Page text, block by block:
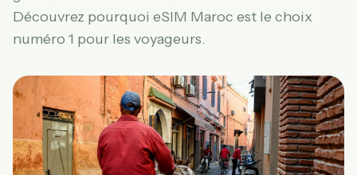
Découvrez pourquoi eSIM Maroc est le choix
numéro 1 pour les voyageurs.